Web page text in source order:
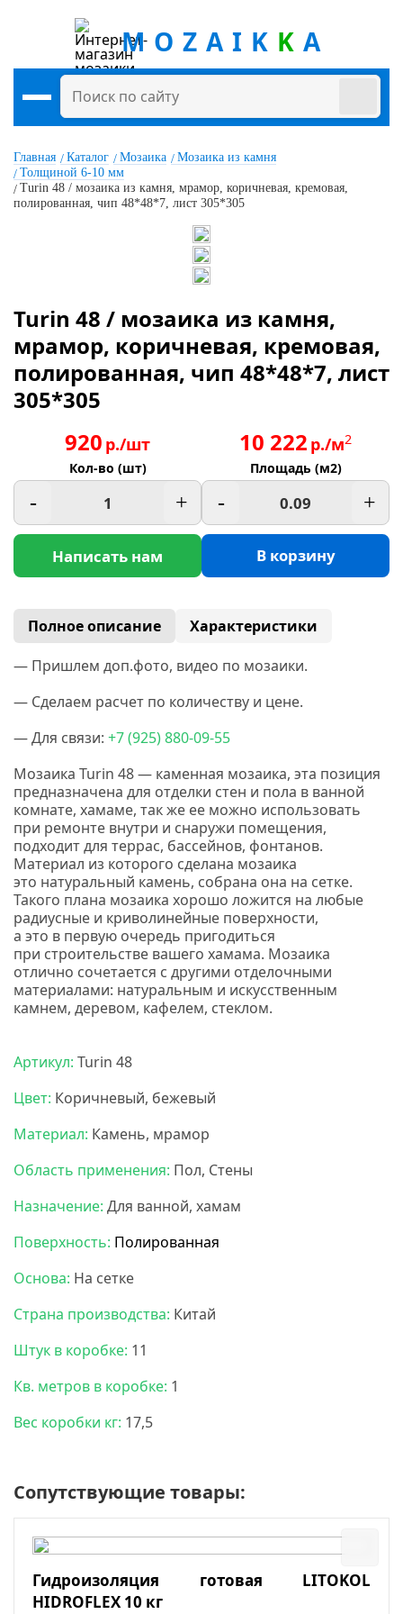
MOZAIK K A
Главная Каталог Мозаика
Мозаика из камня
Толщиной 6-10 мм
Turin 48 / мозаика из камня, мрамор, коричневая, кремовая,
полированная, чип 48*48*7, лист 305*305
Turin 48 / мозаика из камня,
мрамор, коричневая, кремовая,
полированная, чип 48*48*7, лист
305*305
920 р./шт
Кол-во (шт)
- +
Написать нам
10 222 р./м2
Площадь (м2)
- +
В корзину
Полное описание
Характеристики
— Пришлем доп.фото, видео по мозаики.
— Сделаем расчет по количеству и цене.
— Для связи: +7(925) 880-09-55
Мозаика Turin 48 — каменная мозаика, эта позиция
предназначена для отделки стен и пола в ванной
комнате, хамаме, так же ее можно использовать
при ремонте внутри и снаружи помещения,
подходит для террас, бассейнов, фонтанов.
Материал из которого сделана мозаика
это натуральный камень, собрана она на сетке.
Такого плана мозаика хорошо ложится на любые
радиусные и криволинейные поверхности,
а это в первую очередь пригодиться
при строительстве вашего хамама. Мозаика
отлично сочетается с другими отделочными
материалами: натуральным и искусственным
камнем, деревом, кафелем, стеклом.
Артикул: Turin 48
Цвет: Коричневый, бежевый
Материал: Камень, мрамор
Область применения: Пол, Стены
Назначение: Для ванной, хамам
Поверхность: Полированная
Основа: На сетке
Страна производства: Китай
Штук в коробке: 11
Кв. метров в коробке: 1
Вес коробки кг: 17,5
Сопутствующие товары:
Гидроизоляция готовая LITOKOL
HIDROFLEX 10 кг